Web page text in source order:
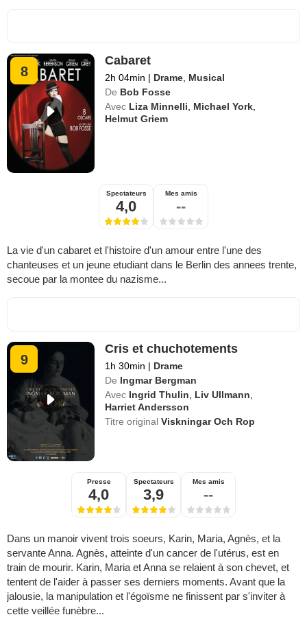
8
Cabaret
2h 04min | Drame Musical
De Bob Fosse
Avec Liza Minnelli Michael York
Helmut Griem
Spectateurs
4,0
Mes amis
--
La vie d'un cabaret et l'histoire d'un amour entre l'une des
chanteuses et un jeune etudiant dans le Berlin des annees trente,
secoue par la montee du nazisme...
9
Cris et chuchotements
1h 30min | Drame
De Ingmar Bergman
Avec Ingrid Thulin Liv Ullmann
Harriet Andersson
Titre originalViskningar Och Rop
Presse
4,0
Spectateurs
3,9
Mes amis
--
Dans un manoir vivent trois soeurs, Karin, Maria, Agnès, et la
servante Anna. Agnès, atteinte d'un cancer de l'utérus, est en
train de mourir. Karin, Maria et Anna se relaient à son chevet, et
tentent de l'aider à passer ses derniers moments. Avant que la
jalousie, la manipulation et l'égoïsme ne finissent par s'inviter à
cette veillée funèbre...